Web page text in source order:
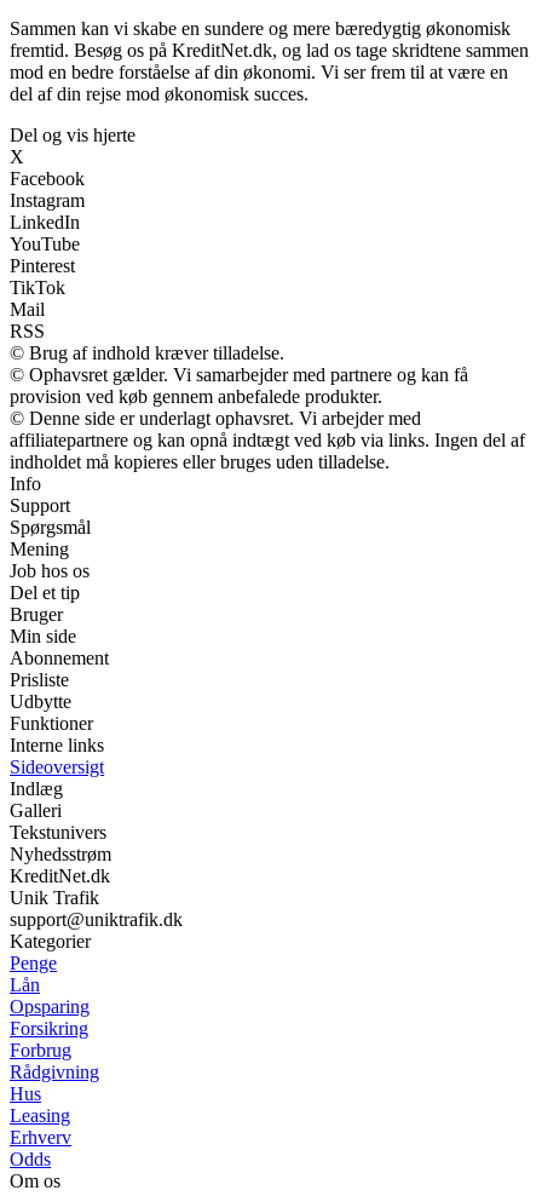
Sammen kan vi skabe en sundere og mere bæredygtig økonomisk
fremtid. Besøg os på KreditNet.dk, og lad os tage skridtene sammen
mod en bedre forståelse af din økonomi. Vi ser frem til at være en
del af din rejse mod økonomisk succes.
Del og vis hjerte
X
Facebook
Instagram
LinkedIn
YouTube
Pinterest
TikTok
Mail
RSS
© Brug af indhold kræver tilladelse.
© Ophavsret gælder. Vi samarbejder med partnere og kan få
provision ved køb gennem anbefalede produkter.
© Denne side er underlagt ophavsret. Vi arbejder med
affiliatepartnere og kan opnå indtægt ved køb via links. Ingen del af
indholdet må kopieres eller bruges uden tilladelse.
Info
Support
Spørgsmål
Mening
Job hos os
Del et tip
Bruger
Min side
Abonnement
Prisliste
Udbytte
Funktioner
Interne links
Sideoversigt
Indlæg
Galleri
Tekstunivers
Nyhedsstrøm
KreditNet.dk
Unik Trafik
support@uniktrafik.dk
Kategorier
Penge
Lån
Opsparing
Forsikring
Forbrug
Rådgivning
Hus
Leasing
Erhverv
Odds
Om os